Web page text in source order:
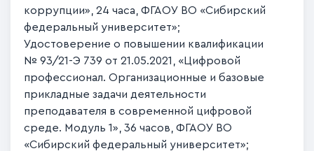
коррупции», 24 часа, ФГАОУ ВО «Сибирский
федеральный университет»;
Удостоверение о повышении квалификации
№ 93/21-Э 739 от 21.05.2021, «Цифровой
профессионал. Организационные и базовые
прикладные задачи деятельности
преподавателя в современной цифровой
среде. Модуль 1», 36 часов, ФГАОУ ВО
«Сибирский федеральный университет»;